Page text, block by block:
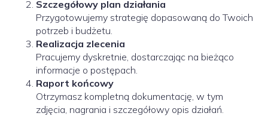
Szczegółowy plan działania
Przygotowujemy strategię dopasowaną do Twoich
potrzeb i budżetu.
Realizacja zlecenia
Pracujemy dyskretnie, dostarczając na bieżąco
informacje o postępach.
Raport końcowy
Otrzymasz kompletną dokumentację, w tym
zdjęcia, nagrania i szczegółowy opis działań.